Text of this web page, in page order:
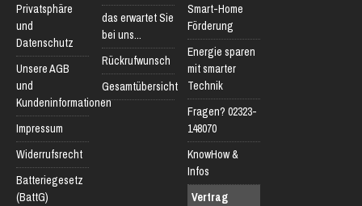
Privatsphäre
und
Datenschutz
Unsere AGB
und
Kundeninformationen
Impressum
Widerrufsrecht
Batteriegesetz
(BattG)
das erwartet Sie
bei uns...
Rückrufwunsch
Gesamtübersicht
Smart-Home
Förderung
Energie sparen
mit smarter
Technik
Fragen? 02323-
148070
KnowHow &
Infos
Vertrag